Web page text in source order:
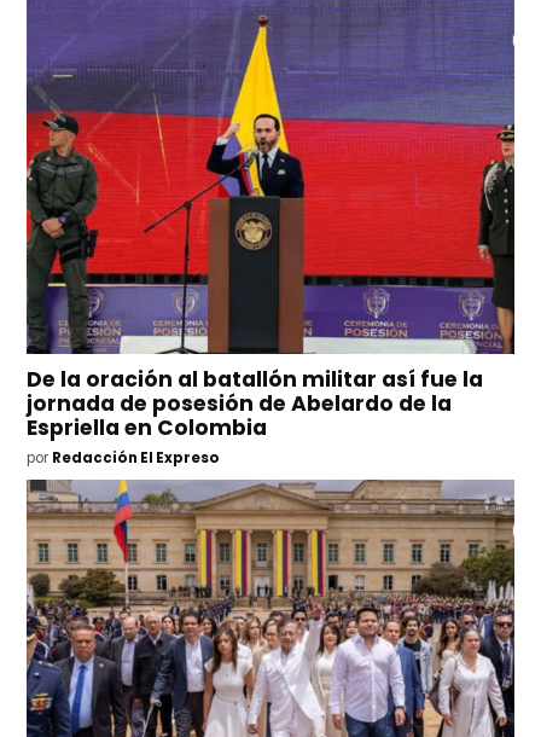
De la oración al batallón militar así fue la
jornada de posesión de Abelardo de la
Espriella en Colombia
por Redacción El Expreso